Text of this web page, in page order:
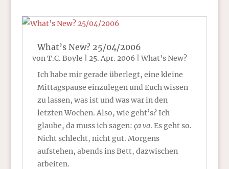
What’s New? 25/04/2006
vonT.C. Boyle 25. Apr. 2006|What's New?
Ich habe mir gerade überlegt, eine kleine
Mittagspause einzulegen und Euch wissen
zu lassen, was ist und was war in den
letzten Wochen. Also, wie geht’s? Ich
glaube, da muss ich sagen: ça va. Es geht so.
Nicht schlecht, nicht gut. Morgens
aufstehen, abends ins Bett, dazwischen
arbeiten.